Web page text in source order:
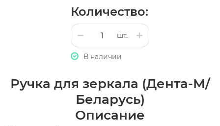
Ручка для зеркала (Дента-М/
Беларусь)
Описание
Количество:
шт.
В наличии